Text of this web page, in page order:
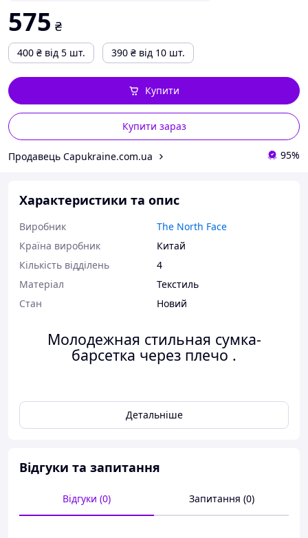
575 ₴
400 ₴ від 5 шт. 390 ₴ від 10 шт.
Купити зараз
Купити
Продавець Capukraine.com.ua 95%
Характеристики та опис
Виробник
The North Face
Країна виробник
Китай
Кількість відділень
4
Матеріал
Текстиль
Стан
Новий
Молодежная стильная сумка-
барсетка через плечо .
Материал:Cordura 1000 Непромокающий
- Два основні відділення на замку, в одному внутрішня
- Одна передня кишеня на замку, друга без замка.
- Незнімний регульований ремінець: максимальна
Детальніше
Відгуки та запитання
Відгуки (0) Запитання (0)